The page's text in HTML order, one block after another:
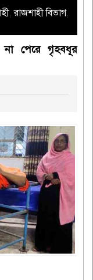
,রাজশাহী বিভাগ,
না পেরে গৃহবধূর